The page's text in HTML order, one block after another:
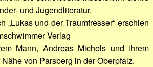
und Jugendliteratur.
„Lukas und der Traumfresser“ erschien
Verlag
Mann, Andreas Michels und ihrem
von Parsberg in der Oberpfalz.